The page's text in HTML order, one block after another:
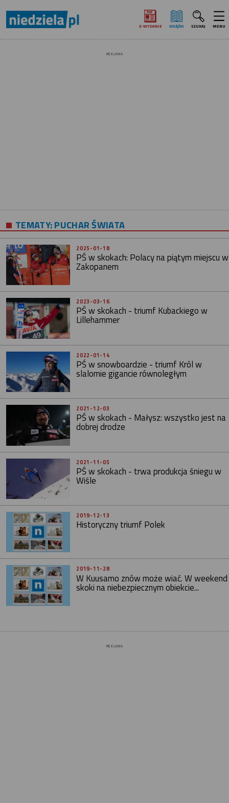
E‑WYDANIE KSIĄŻKI SZUKAJ MENU
REKLAMA
TEMATY:PUCHAR ŚWIATA
2025-01-18
PŚ w skokach: Polacy na piątym miejscu w
Zakopanem
2023-03-16
PŚ w skokach - triumf Kubackiego w
Lillehammer
2022-01-14
PŚ w snowboardzie - triumf Król w
slalomie gigancie równoległym
2021-12-03
PŚ w skokach - Małysz: wszystko jest na
dobrej drodze
2021-11-05
PŚ w skokach - trwa produkcja śniegu w
Wiśle
2019-12-13
Historyczny triumf Polek
2019-11-28
W Kuusamo znów może wiać. W weekend
skoki na niebezpiecznym obiekcie...
REKLAMA